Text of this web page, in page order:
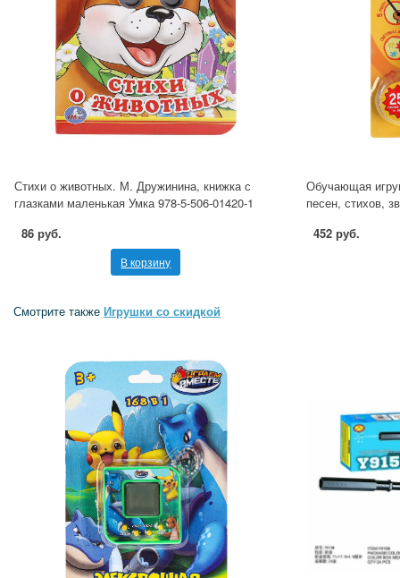
Стихи о животных. М. Дружинина, книжка с
глазками маленькая Умка 978-5-506-01420-1
86 руб.
В корзину
Обучающая
песен, стихов,
452 руб.
Смотрите также Игрушки со скидкой